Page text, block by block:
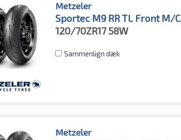
Metzeler
Sportec M9 RR TL Front M/C
120/70ZR1758W
Sammenlign dæk
Metzeler